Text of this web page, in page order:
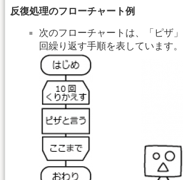
反復処理のフローチャート例
次のフローチャートは、「ピザ
回繰り返す手順を表しています。